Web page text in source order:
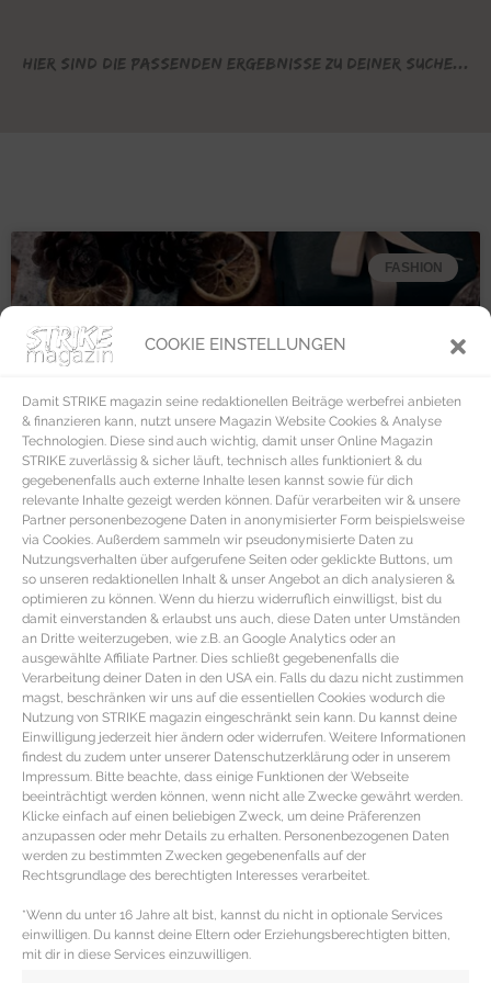
COOKIE EINSTELLUNGEN
Damit STRIKE magazin seine redaktionellen Beiträge werbefrei anbieten
& finanzieren kann, nutzt unsere Magazin Website Cookies & Analyse
Technologien. Diese sind auch wichtig, damit unser Online Magazin
STRIKE zuverlässig & sicher läuft, technisch alles funktioniert & du
gegebenenfalls auch externe Inhalte lesen kannst sowie für dich
relevante Inhalte gezeigt werden können. Dafür verarbeiten wir & unsere
Partner personenbezogene Daten in anonymisierter Form beispielsweise
via Cookies. Außerdem sammeln wir pseudonymisierte Daten zu
Nutzungsverhalten über aufgerufene Seiten oder geklickte Buttons, um
so unseren redaktionellen Inhalt & unser Angebot an dich analysieren &
optimieren zu können. Wenn du hierzu widerruflich einwilligst, bist du
damit einverstanden & erlaubst uns auch, diese Daten unter Umständen
an Dritte weiterzugeben, wie z.B. an Google Analytics oder an
ausgewählte Affiliate Partner. Dies schließt gegebenenfalls die
Verarbeitung deiner Daten in den USA ein. Falls du dazu nicht zustimmen
magst, beschränken wir uns auf die essentiellen Cookies wodurch die
Nutzung von STRIKE magazin eingeschränkt sein kann. Du kannst deine
Einwilligung jederzeit hier ändern oder widerrufen. Weitere Informationen
findest du zudem unter unserer Datenschutzerklärung oder in unserem
Impressum. Bitte beachte, dass einige Funktionen der Webseite
beeinträchtigt werden können, wenn nicht alle Zwecke gewährt werden.
Klicke einfach auf einen beliebigen Zweck, um deine Präferenzen
anzupassen oder mehr Details zu erhalten. Personenbezogenen Daten
werden zu bestimmten Zwecken gegebenenfalls auf der
Rechtsgrundlage des berechtigten Interesses verarbeitet.
*Wenn du unter 16 Jahre alt bist, kannst du nicht in optionale Services
einwilligen. Du kannst deine Eltern oder Erziehungsberechtigten bitten,
mit dir in diese Services einzuwilligen.
Hier sind die passenden Ergebnisse zu deiner Suche...
FASHION
INVESTMENT PIECE ARMBANDUHR – Die
schönsten Damenuhren unter den
Klassikern
Luxus Armbanduhren für Sie Angefangen bei cleanen
Modellen über die zeitlosen Klassiker und modernen
Smartwatches bis hin zu dem ultimativen